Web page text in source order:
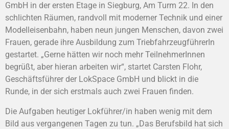
GmbH in der ersten Etage in Siegburg, Am Turm 22. In den
schlichten Räumen, randvoll mit moderner Technik und einer
Modelleisenbahn, haben neun jungen Menschen, davon zwei
Frauen, gerade ihre Ausbildung zum TriebfahrzeugführerIn
gestartet. „Gerne hätten wir noch mehr TeilnehmerInnen
begrüßt, aber hieran arbeiten wir“, startet Carsten Flohr,
Geschäftsführer der LokSpace GmbH und blickt in die
Runde, in der sich erstmals auch zwei Frauen finden.
Die Aufgaben heutiger Lokführer/in haben wenig mit dem
Bild aus vergangenen Tagen zu tun. „Das Berufsbild hat sich